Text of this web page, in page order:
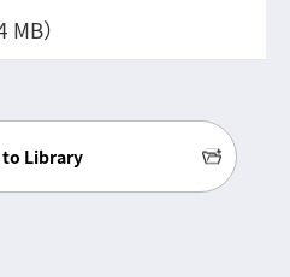
）
to Library